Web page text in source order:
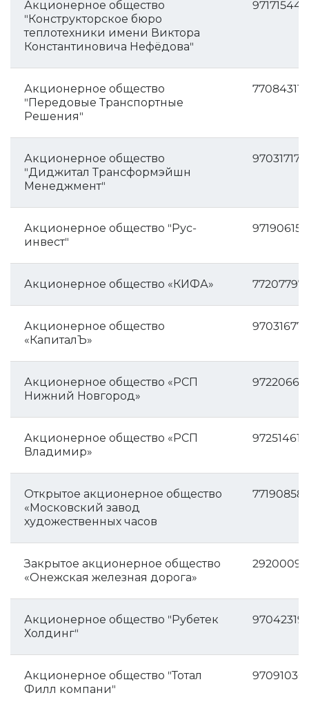
Акционерное общество
"Конструкторское бюро
теплотехники имени Виктора
Константиновича Нефёдова"
Акционерное общество
"Передовые Транспортные
Решения"
Акционерное общество
"Диджитал Трансформэйшн
Менеджмент"
Акционерное общество "Рус-
инвест"
Акционерное общество «КИФА»
Акционерное общество
«КапиталЪ»
Акционерное общество «РСП
Нижний Новгород»
Акционерное общество «РСП
Владимир»
Открытое акционерное общество
«Московский завод
художественных часов
Закрытое акционерное общество
«Онежская железная дорога»
Акционерное общество "Рубетек
Холдинг"
Акционерное общество "Тотал
Филл компани"